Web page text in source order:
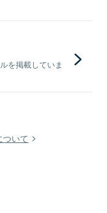
を掲載していま
いて